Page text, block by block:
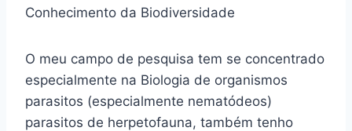
Conhecimento da Biodiversidade
O meu campo de pesquisa tem se concentrado
especialmente na Biologia de organismos
parasitos (especialmente nematódeos)
parasitos de herpetofauna, também tenho